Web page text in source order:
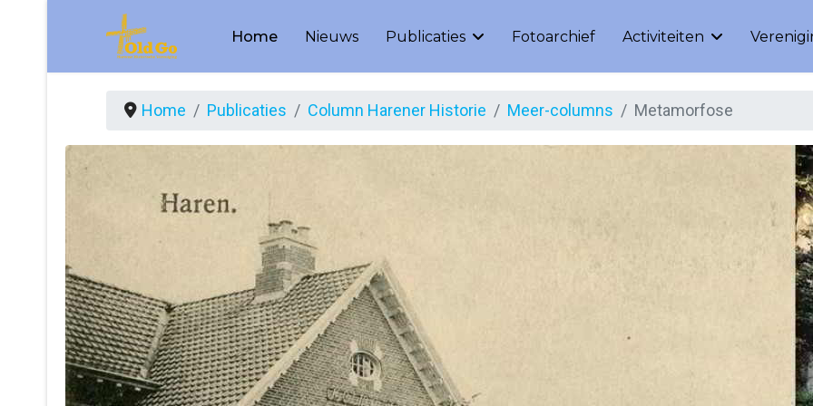
Home Nieuws Publicaties Fotoarchief Activiteiten
Home Publicaties Column Harener Historie Meer-columns Metamorfose